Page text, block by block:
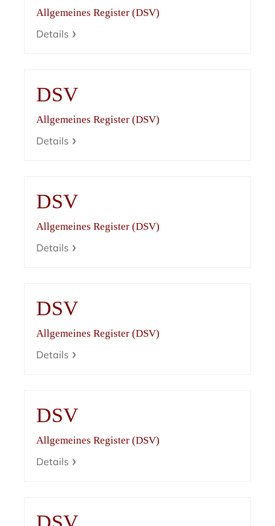
Allgemeines Register (DSV)
Details
DSV
Allgemeines Register (DSV)
Details
DSV
Allgemeines Register (DSV)
Details
DSV
Allgemeines Register (DSV)
Details
DSV
Allgemeines Register (DSV)
Details